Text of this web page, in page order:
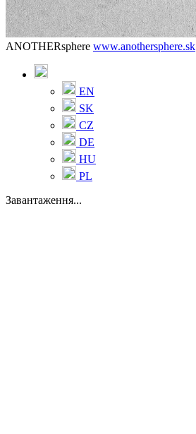
ANOTHERsphere www.anothersphere.sk
EN
SK
CZ
DE
HU
PL
Завантаження...